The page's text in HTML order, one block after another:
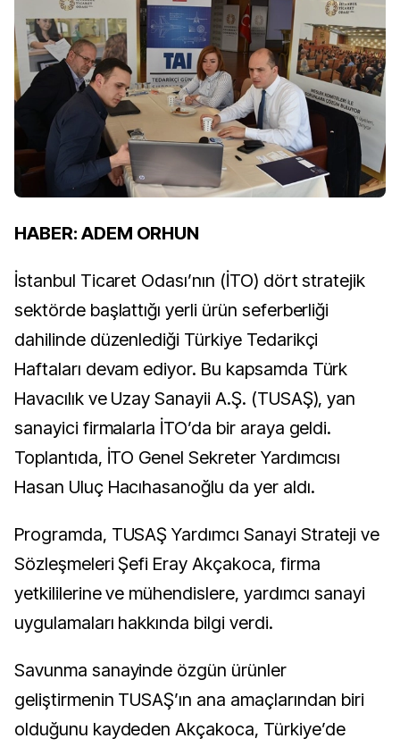
HABER: ADEM ORHUN
İstanbul Ticaret Odası’nın (İTO) dört stratejik
sektörde başlattığı yerli ürün seferberliği
dahilinde düzenlediği Türkiye Tedarikçi
Haftaları devam ediyor. Bu kapsamda Türk
Havacılık ve Uzay Sanayii A.Ş. (TUSAŞ), yan
sanayici firmalarla İTO’da bir araya geldi.
Toplantıda, İTO Genel Sekreter Yardımcısı
Hasan Uluç Hacıhasanoğlu da yer aldı.
Programda, TUSAŞ Yardımcı Sanayi Strateji ve
Sözleşmeleri Şefi Eray Akçakoca, firma
yetkililerine ve mühendislere, yardımcı sanayi
uygulamaları hakkında bilgi verdi.
Savunma sanayinde özgün ürünler
geliştirmenin TUSAŞ’ın ana amaçlarından biri
olduğunu kaydeden Akçakoca, Türkiye’de